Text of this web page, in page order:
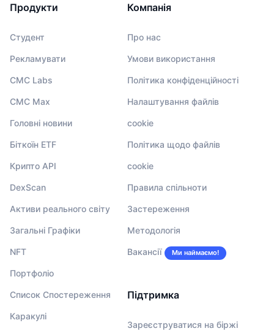
Продукти
Студент
Рекламувати
CMC Labs
CMC Max
Головні новини
Біткоїн ETF
Крипто API
DexScan
Активи реального світу
Загальні Графіки
NFT
Портфоліо
Список Спостереження
Каракулі
Компанія
Про нас
Умови використання
Політика конфіденційності
Налаштування файлів
cookie
Політика щодо файлів
cookie
Правила спільноти
Застереження
Методологія
Вакансії Ми наймаємо!
Підтримка
Зареєструватися на біржі